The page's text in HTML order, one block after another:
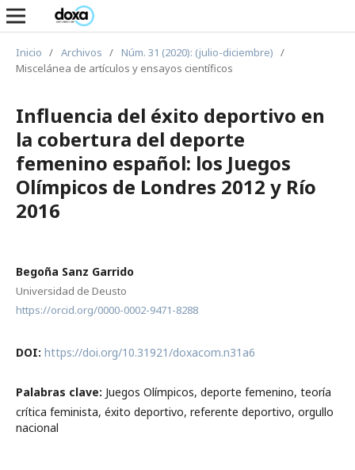
Inicio / Archivos / Núm. 31 (2020): (julio-diciembre) /
Miscelánea de artículos y ensayos científicos
Influencia del éxito deportivo en
la cobertura del deporte
femenino español: los Juegos
Olímpicos de Londres 2012 y Río
2016
Begoña Sanz Garrido
Universidad de Deusto
https://orcid.org/0000-0002-9471-8288
DOI: https://doi.org/10.31921/doxacom.n31a6
Palabras clave: Juegos Olímpicos, deporte femenino, teoría
crítica feminista, éxito deportivo, referente deportivo, orgullo
nacional